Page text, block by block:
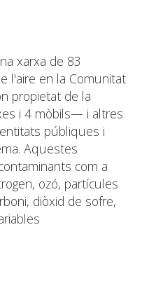
xarxa de 83
l'aire en la Comunitat
propietat de la
i 4 mòbils— i altres
públiques i
Aquestes
com a
ozó, partícules
diòxid de sofre,